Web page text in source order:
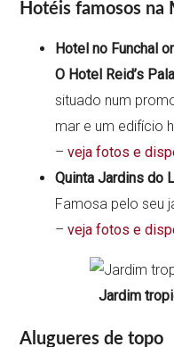
Hotéis famosos na
Hotel no Funchal
O Hotel Reid’s
situado num
mar e um edifício
–veja fotos e
Quinta Jardins do
Famosa pelo seu
–veja fotos e
Jardim
Alugueres de topo